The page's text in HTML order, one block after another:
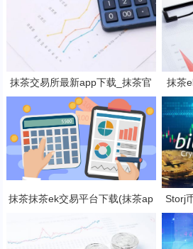
抹茶交易所最新app下载_抹茶官
网入口(v6.25.0)
抹茶
抹茶抹茶ek交易平台下载(抹茶ap
Storj